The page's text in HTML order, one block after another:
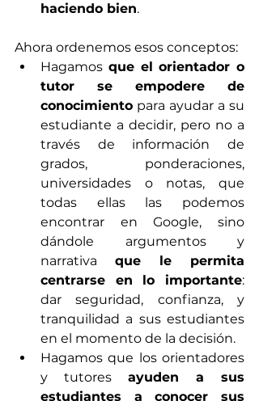
haciendo bien.
Ahora ordenemos esos conceptos:
Hagamos que el orientador o
tutor se empodere de
conocimiento para ayudar a su
estudiante a decidir, pero no a
través de información de
grados, ponderaciones,
universidades o notas, que
todas ellas las podemos
encontrar en Google, sino
dándole argumentos y
narrativa que le permita
centrarse en lo importante:
dar seguridad, confianza, y
tranquilidad a sus estudiantes
en el momento de la decisión.
Hagamos que los orientadores
y tutores ayuden a sus
estudiantes a conocer sus